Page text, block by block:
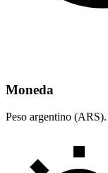
Moneda
Peso argentino (ARS).